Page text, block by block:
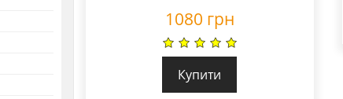
1080 грн
Купити